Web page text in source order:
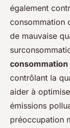
également
consommation
de mauvaise
contrôlant la
aider à
émissions
préoccupation